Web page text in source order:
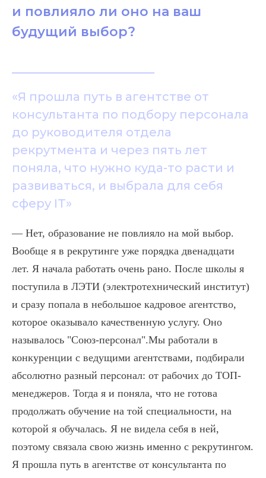
и повлияло ли оно на ваш
будущий выбор?
«Я прошла путь в агентстве от
консультанта по подбору персонала
до руководителя отдела
рекрутмента и через пять лет
поняла, что нужно куда-то расти и
развиваться, и выбрала для себя
сферу IT»
— Нет, образование не повлияло на мой выбор.
Вообще я в рекрутинге уже порядка двенадцати
лет. Я начала работать очень рано. После школы я
поступила в ЛЭТИ (электротехнический институт)
и сразу попала в небольшое кадровое агентство,
которое оказывало качественную услугу. Оно
называлось "Союз-персонал".Мы работали в
конкуренции с ведущими агентствами, подбирали
абсолютно разный персонал: от рабочих до ТОП-
менеджеров. Тогда я и поняла, что не готова
продолжать обучение на той специальности, на
которой я обучалась. Я не видела себя в ней,
поэтому связала свою жизнь именно с рекрутингом.
Я прошла путь в агентстве от консультанта по